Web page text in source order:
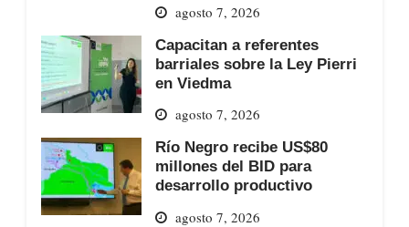
agosto 7, 2026
Capacitan a referentes
barriales sobre la Ley Pierri
en Viedma
agosto 7, 2026
Río Negro recibe US$80
millones del BID para
desarrollo productivo
agosto 7, 2026